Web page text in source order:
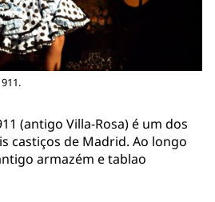
(antigo Villa-Rosa) é um dos
castiços de Madrid. Ao longo
armazém e tablao